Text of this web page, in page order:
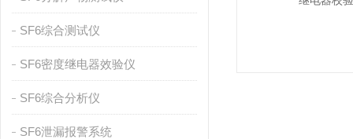
SF6综合测试仪
SF6密度继电器效验仪
SF6综合分析仪
SF6泄漏报警系统